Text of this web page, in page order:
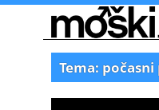
Tema: